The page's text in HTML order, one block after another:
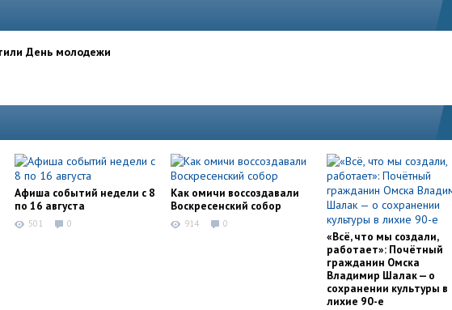
День молодежи
Афиша событий недели с 8
по 16 августа
501 0
Как омичи воссоздавали
Воскресенский собор
914 0
«Всё, что мы создали,
работает»: Почётный
гражданин Омска
Владимир Шалак — о
сохранении культуры в
лихие 90-е